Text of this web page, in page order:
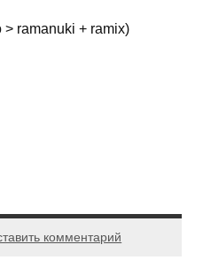
> ramanuki + ramix)
комментарий